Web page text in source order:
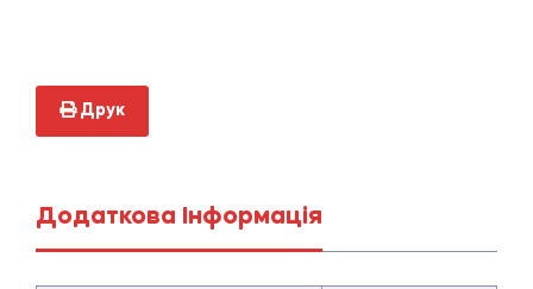
Друк
Додаткова Інформація